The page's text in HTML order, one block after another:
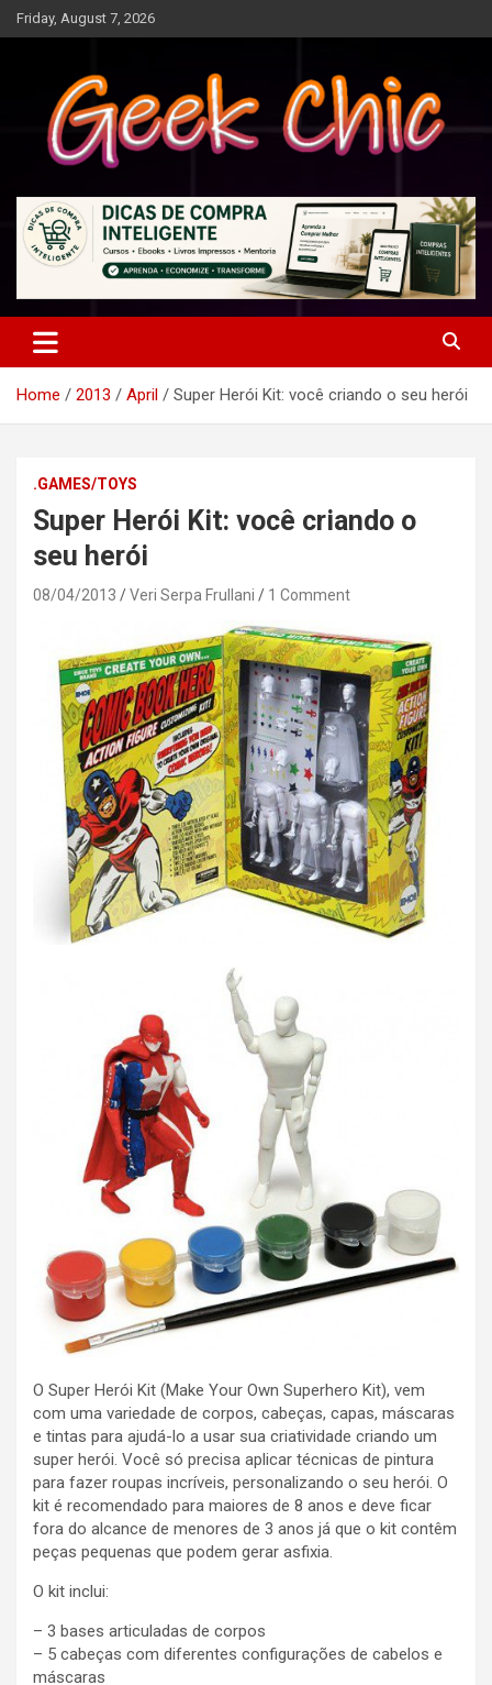
Skip
to
Friday, August 7, 2026
Geek Chic
Home 2013 April Super Herói Kit: você criando o seu herói
.GAMES/TOYS
Super Herói Kit: você criando o
seu herói
08/04/2013 Veri Serpa Frullani 1 Comment
O Super Herói Kit (Make Your Own Superhero Kit), vem
com uma variedade de corpos, cabeças, capas, máscaras
e tintas para ajudá-lo a usar sua criatividade criando um
super herói. Você só precisa aplicar técnicas de pintura
para fazer roupas incríveis, personalizando o seu herói. O
kit é recomendado para maiores de 8 anos e deve ficar
fora do alcance de menores de 3 anos já que o kit contêm
peças pequenas que podem gerar asfixia.
O kit inclui:
– 3 bases articuladas de corpos
– 5 cabeças com diferentes configurações de cabelos e
máscaras